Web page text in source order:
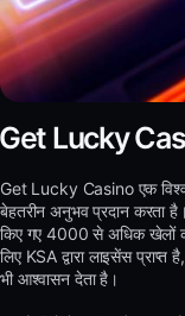
Lucky
Get Lucky Casino एक
बेहतरीन अनुभव प्रदान करता
किए गए 4000 से अधिक खेलों
लिए KSA द्वारा लाइसेंस
भी आश्वासन देता है।